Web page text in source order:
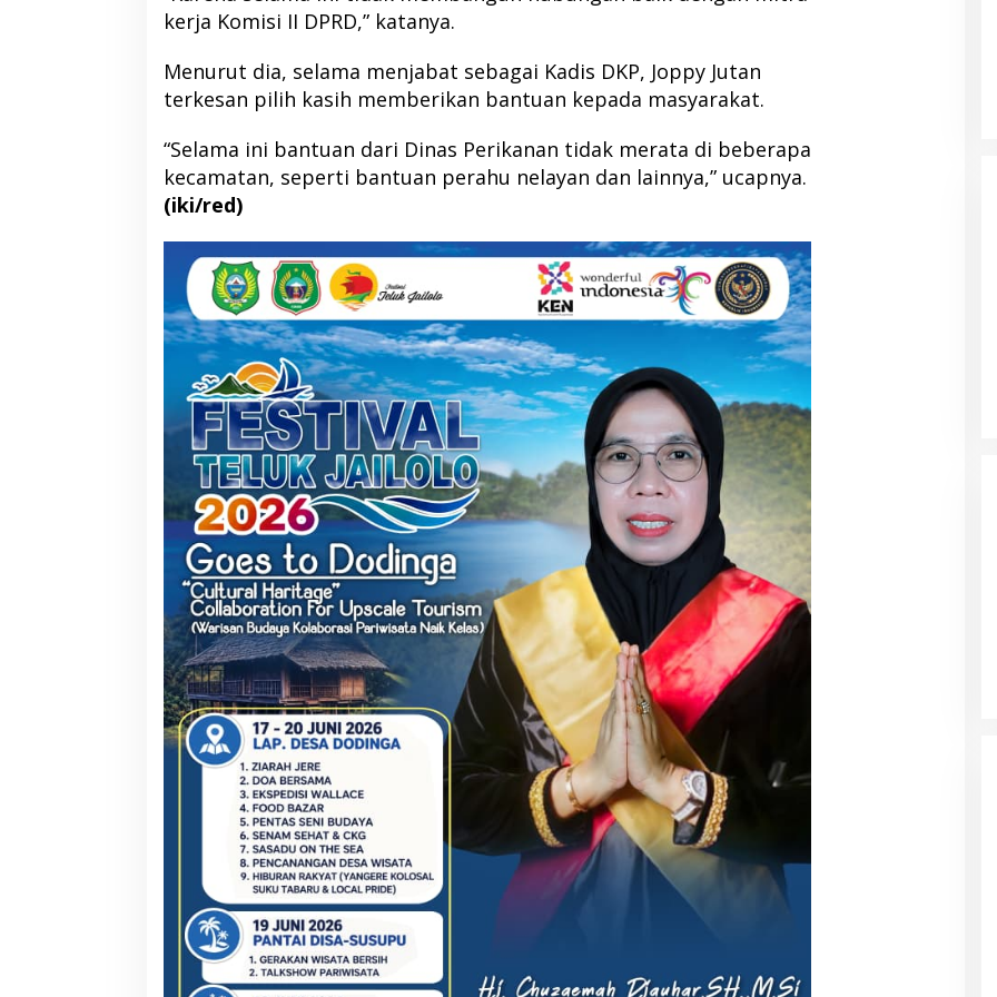
kerja Komisi II DPRD,” katanya.
Menurut dia, selama menjabat sebagai Kadis DKP, Joppy Jutan
terkesan pilih kasih memberikan bantuan kepada masyarakat.
“Selama ini bantuan dari Dinas Perikanan tidak merata di beberapa
kecamatan, seperti bantuan perahu nelayan dan lainnya,” ucapnya.
(iki/red)
Bupati Morotai Hadiri Musda Golkar
Malut, Tegaskan Pentingnya
Sinergi Pembangunan12 April 2026
Ahmad Sahroni Comeback Jadi
Wakil Ketua Komisi III, Publik Soroti
Masa Sanksi MKD
Di Berita, Nasional, Politik | 19 Februari 2026
Netfid Morotai Gelar FGD, Soroti
Buruknya Sistem Pemilu dan
Tantangan Pengawasan
Di Politik, Pulau Morotai
Kolaborasi NHM dan IDI Halut
Hadirkan Layanan Kesehatan bagi
Warga Terdampak Bencana Kao
Pemda Haltim dan Pemda Halut
Teken MoU Pelayanan Kesehatan
Temuan Mengejutkan, Ratusan
Obat Kadaluarsa Mengendap di
RSUD Morotai dan Faskes sejak
2022